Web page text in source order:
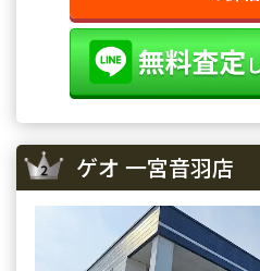
ゲオ 一宮音羽店